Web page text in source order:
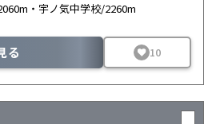
・宇ノ気中学校/2260m
る 10